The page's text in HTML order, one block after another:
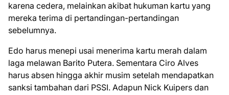
karena cedera, melainkan akibat hukuman kartu yang
mereka terima di pertandingan-pertandingan
sebelumnya.
Edo harus menepi usai menerima kartu merah dalam
laga melawan Barito Putera. Sementara Ciro Alves
harus absen hingga akhir musim setelah mendapatkan
sanksi tambahan dari PSSI. Adapun Nick Kuipers dan